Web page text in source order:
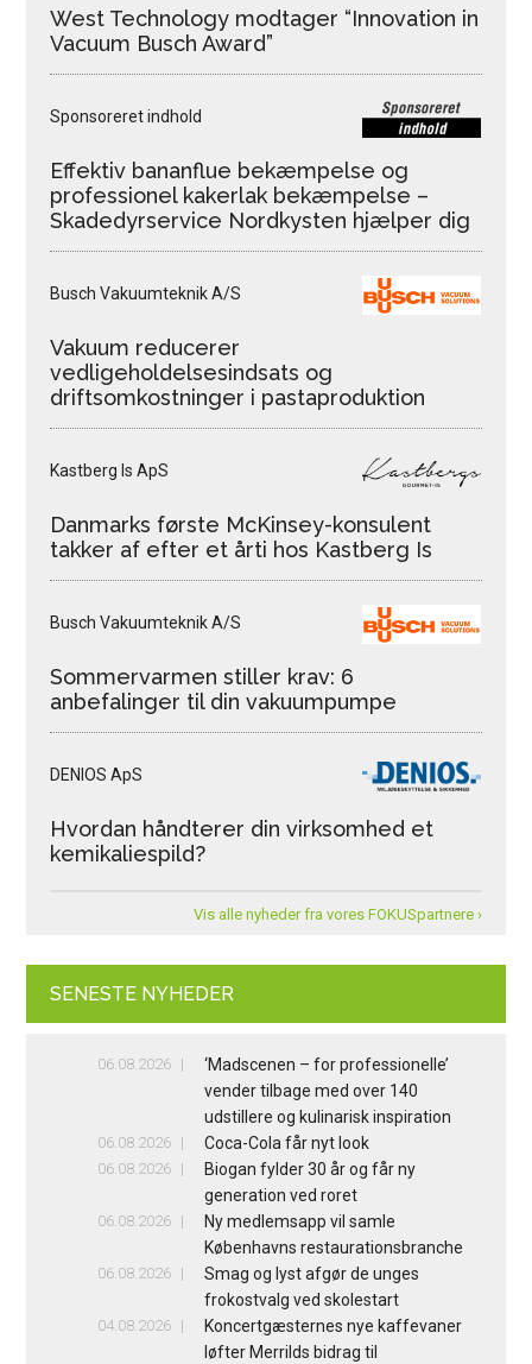
West Technology modtager “Innovation in
Vacuum Busch Award”
Sponsoreret indhold
Effektiv bananflue bekæmpelse og
professionel kakerlak bekæmpelse –
Skadedyrservice Nordkysten hjælper dig
Busch Vakuumteknik A/S
Vakuum reducerer
vedligeholdelsesindsats og
driftsomkostninger i pastaproduktion
Kastberg Is ApS
Danmarks første McKinsey-konsulent
takker af efter et årti hos Kastberg Is
Busch Vakuumteknik A/S
Sommervarmen stiller krav: 6
anbefalinger til din vakuumpumpe
DENIOS ApS
Hvordan håndterer din virksomhed et
kemikaliespild?
Vis alle nyheder fra vores FOKUSpartnere ›
SENESTE NYHEDER
06.08.2026
‘Madscenen – for professionelle’
vender tilbage med over 140
udstillere og kulinarisk inspiration
06.08.2026 Coca-Cola får nyt look
06.08.2026
Biogan fylder 30 år og får ny
generation ved roret
06.08.2026
Ny medlemsapp vil samle
Københavns restaurationsbranche
06.08.2026
Smag og lyst afgør de unges
frokostvalg ved skolestart
04.08.2026
Koncertgæsternes nye kaffevaner
løfter Merrilds bidrag til